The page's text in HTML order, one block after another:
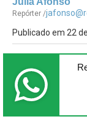
Repórter /
Publicado em 22